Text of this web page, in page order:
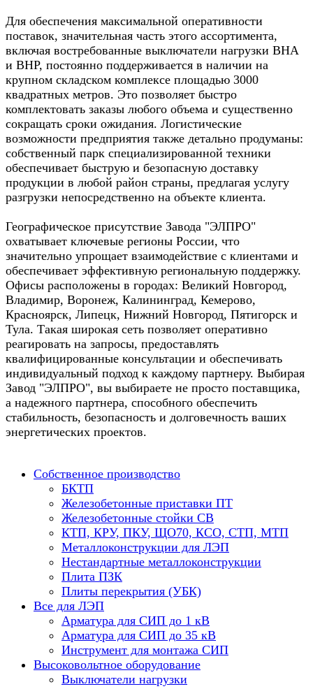
Для обеспечения максимальной оперативности
поставок, значительная часть этого ассортимента,
включая востребованные выключатели нагрузки ВНА
и ВНР, постоянно поддерживается в наличии на
крупном складском комплексе площадью 3000
квадратных метров. Это позволяет быстро
комплектовать заказы любого объема и существенно
сокращать сроки ожидания. Логистические
возможности предприятия также детально продуманы:
собственный парк специализированной техники
обеспечивает быструю и безопасную доставку
продукции в любой район страны, предлагая услугу
разгрузки непосредственно на объекте клиента.
Географическое присутствие Завода "ЭЛПРО"
охватывает ключевые регионы России, что
значительно упрощает взаимодействие с клиентами и
обеспечивает эффективную региональную поддержку.
Офисы расположены в городах: Великий Новгород,
Владимир, Воронеж, Калининград, Кемерово,
Красноярск, Липецк, Нижний Новгород, Пятигорск и
Тула. Такая широкая сеть позволяет оперативно
реагировать на запросы, предоставлять
квалифицированные консультации и обеспечивать
индивидуальный подход к каждому партнеру. Выбирая
Завод "ЭЛПРО", вы выбираете не просто поставщика,
а надежного партнера, способного обеспечить
стабильность, безопасность и долговечность ваших
энергетических проектов.
Собственное производство
БКТП
Железобетонные приставки ПТ
Железобетонные стойки СВ
КТП, КРУ, ПКУ, ЩО70, КСО, СТП, МТП
Металлоконструкции для ЛЭП
Нестандартные металлоконструкции
Плита ПЗК
Плиты перекрытия (УБК)
Все для ЛЭП
Арматура для СИП до 1 кВ
Арматура для СИП до 35 кВ
Инструмент для монтажа СИП
Высоковольтное оборудование
Выключатели нагрузки